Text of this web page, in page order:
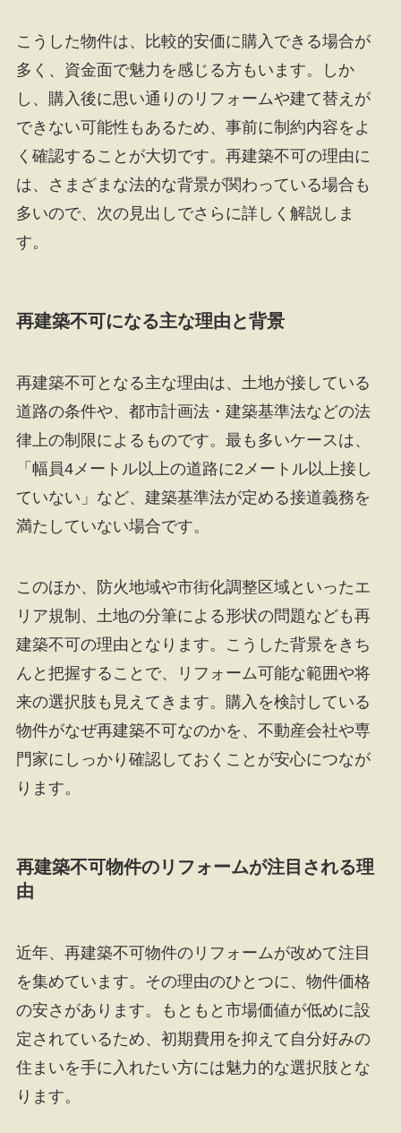
こうした物件は、比較的安価に購入できる場合が
多く、資金面で魅力を感じる方もいます。しか
し、購入後に思い通りのリフォームや建て替えが
できない可能性もあるため、事前に制約内容をよ
く確認することが大切です。再建築不可の理由に
は、さまざまな法的な背景が関わっている場合も
多いので、次の見出しでさらに詳しく解説しま
す。
再建築不可になる主な理由と背景
再建築不可となる主な理由は、土地が接している
道路の条件や、都市計画法・建築基準法などの法
律上の制限によるものです。最も多いケースは、
「幅員4メートル以上の道路に2メートル以上接し
ていない」など、建築基準法が定める接道義務を
満たしていない場合です。
このほか、防火地域や市街化調整区域といったエ
リア規制、土地の分筆による形状の問題なども再
建築不可の理由となります。こうした背景をきち
んと把握することで、リフォーム可能な範囲や将
来の選択肢も見えてきます。購入を検討している
物件がなぜ再建築不可なのかを、不動産会社や専
門家にしっかり確認しておくことが安心につなが
ります。
再建築不可物件のリフォームが注目される理
由
近年、再建築不可物件のリフォームが改めて注目
を集めています。その理由のひとつに、物件価格
の安さがあります。もともと市場価値が低めに設
定されているため、初期費用を抑えて自分好みの
住まいを手に入れたい方には魅力的な選択肢とな
ります。